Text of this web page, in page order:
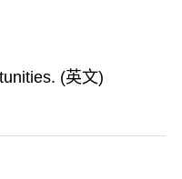
(英文)